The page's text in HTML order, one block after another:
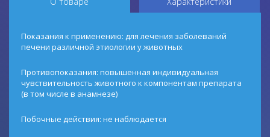
Показания к применению: для лечения заболеваний
печени различной этиологии у животных
Противопоказания: повышенная индивидуальная
чувствительность животного к компонентам препарата
(в том числе в анамнезе)
Побочные действия: не наблюдается